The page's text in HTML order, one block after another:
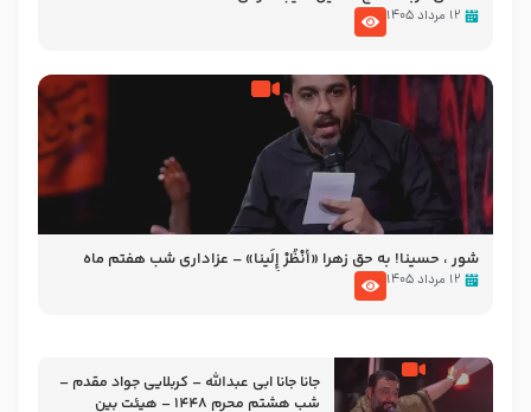
۱۲ مرداد ۱۴۰۵
شور ، حسینا! به‌ حق زهرا «أُنْظُرْ إِلَینا» – عزاداری شب هفتم ماه
محرّم 1405
۱۲ مرداد ۱۴۰۵
جانا جانا ابی عبدالله – کربلایی جواد مقدم –
شب هشتم محرم 1448 – هیئت بین